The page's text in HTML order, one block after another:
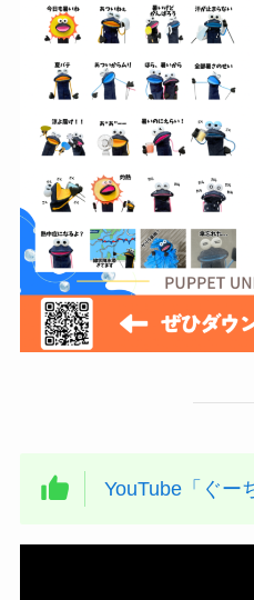
YouTube「ぐー